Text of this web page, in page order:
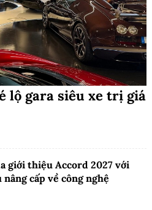
lộ gara siêu xe trị giá
giới thiệu Accord 2027 với
nâng cấp về công nghệ